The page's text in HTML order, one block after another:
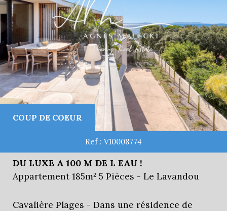
COUP DE COEUR
Ref : V10008774
DU LUXE A 100 M DE L EAU !
Appartement 185m² 5 Pièces - Le Lavandou
Cavalière Plages - Dans une résidence de